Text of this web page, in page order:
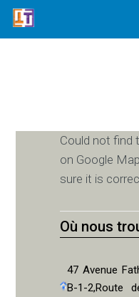
Could not find
on Google
sure it is
Où nous
47 Avenue
B-1-2,Route